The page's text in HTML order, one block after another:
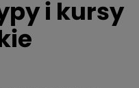
i kursy